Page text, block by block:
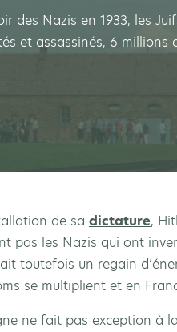
des Nazis en 1933, les
et assassinés, 6 millions
de sa dictature,
pas les Nazis qui ont
toutefois un regain
se multiplient et en
ne fait pas exception à